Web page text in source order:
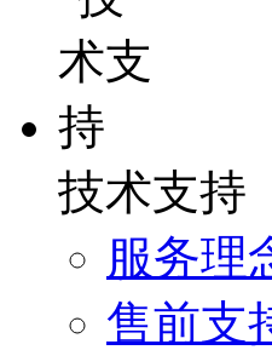
技术支持
服务理
售前支